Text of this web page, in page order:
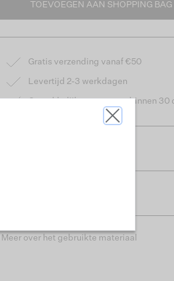
TOEVOEGEN AAN SHOPPING BAG
Gratis verzending vanaf €50
Levertijd 2-3 werkdagen
Gemakkelijk retourneren binnen 30
Meer over het gebruikte materiaal